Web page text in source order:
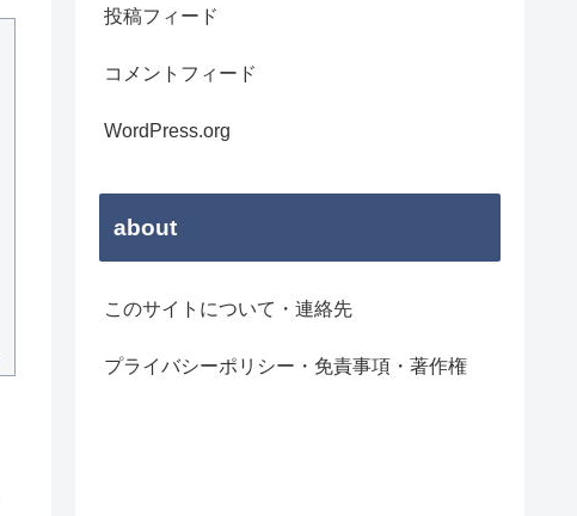
投稿フィード
コメントフィード
WordPress.org
about
このサイトについて・連絡先
プライバシーポリシー・免責事項・著作権